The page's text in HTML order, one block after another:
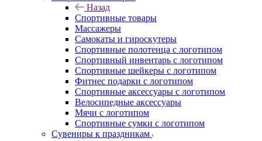
Назад
Спортивные товары
Массажеры
Самокаты и гироскутеры
Спортивные полотенца с логотипом
Спортивный инвентарь с логотипом
Спортивные шейкеры с логотипом
Фитнес подарки с логотипом
Спортивные аксессуары с логотипом
Велосипедные аксессуары
Мячи с логотипом
Спортивные сумки с логотипом
Сувениры к праздникам